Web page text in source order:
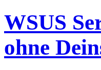
WSUS
ohne